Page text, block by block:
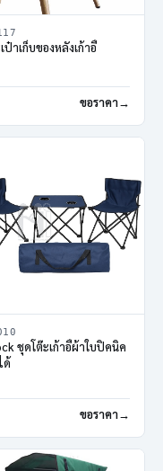
ป๋าเก็บของหลังเก้าอี้
ขอราคา
ชุดโต๊ะเก้าอี้ผ้าใบปิคนิค
ด้
ขอราคา